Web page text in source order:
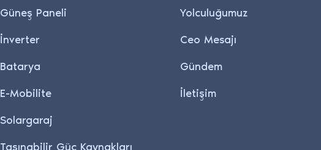
Güneş Paneli
İnverter
Batarya
E-Mobilite
Solargaraj
Taşınabilir Güç Kaynakları
Yolculuğumuz
Ceo Mesajı
Gündem
İletişim